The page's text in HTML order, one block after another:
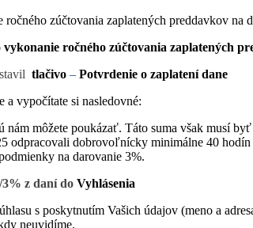
zúčtovania zaplatených preddavkov na
ročného zúčtovania zaplatených
tlačivo – Potvrdenie o zaplatení dane
a vypočítate si nasledovné:
nám môžete poukázať. Táto suma však musí
odpracovali dobrovoľnícky minimálne 40
na darovanie 3%.
3% z daní do Vyhlásenia
s poskytnutím Vašich údajov (meno a
neuvidíme.